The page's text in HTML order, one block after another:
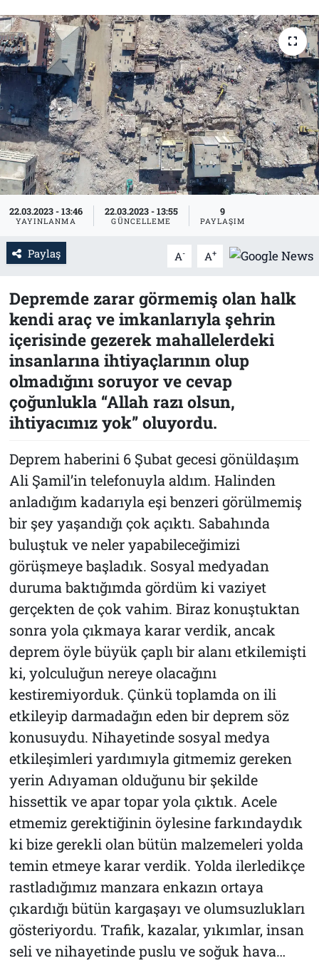
22.03.2023 - 13:46
YAYINLANMA
22.03.2023 - 13:55
GÜNCELLEME
9
PAYLAŞIM
Paylaş A- A+
Depremde zarar görmemiş olan halk
kendi araç ve imkanlarıyla şehrin
içerisinde gezerek mahallelerdeki
insanlarına ihtiyaçlarının olup
olmadığını soruyor ve cevap
çoğunlukla “Allah razı olsun,
ihtiyacımız yok” oluyordu.
Deprem haberini 6 Şubat gecesi gönüldaşım
Ali Şamil’in telefonuyla aldım. Halinden
anladığım kadarıyla eşi benzeri görülmemiş
bir şey yaşandığı çok açıktı. Sabahında
buluştuk ve neler yapabileceğimizi
görüşmeye başladık. Sosyal medyadan
duruma baktığımda gördüm ki vaziyet
gerçekten de çok vahim. Biraz konuştuktan
sonra yola çıkmaya karar verdik, ancak
deprem öyle büyük çaplı bir alanı etkilemişti
ki, yolculuğun nereye olacağını
kestiremiyorduk. Çünkü toplamda on ili
etkileyip darmadağın eden bir deprem söz
konusuydu. Nihayetinde sosyal medya
etkileşimleri yardımıyla gitmemiz gereken
yerin Adıyaman olduğunu bir şekilde
hissettik ve apar topar yola çıktık. Acele
etmemiz gerektiğinin öylesine farkındaydık
ki bize gerekli olan bütün malzemeleri yolda
temin etmeye karar verdik. Yolda ilerledikçe
rastladığımız manzara enkazın ortaya
çıkardığı bütün kargaşayı ve olumsuzlukları
gösteriyordu. Trafik, kazalar, yıkımlar, insan
seli ve nihayetinde puslu ve soğuk hava…
Tarih
İletişim
Künye